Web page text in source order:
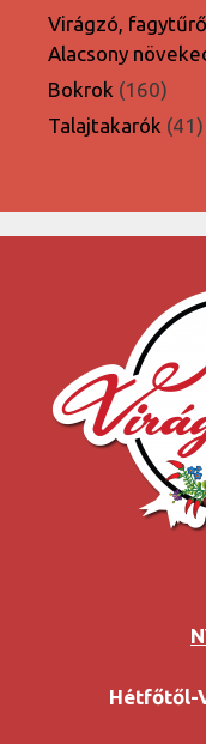
Virágzó,
Alacsony
Bokrok 160160
Talajtakarók 41
Hétfőtől-